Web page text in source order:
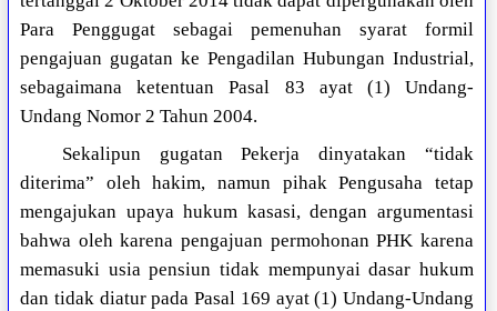
Para Penggugat sebagai pemenuhan syarat formil
pengajuan gugatan ke Pengadilan Hubungan Industrial,
sebagaimana ketentuan Pasal 83 ayat (1) Undang-
Undang Nomor 2 Tahun 2004.
Sekalipun gugatan Pekerja dinyatakan “tidak
diterima” oleh hakim, namun pihak Pengusaha tetap
mengajukan upaya hukum kasasi, dengan argumentasi
bahwa oleh karena pengajuan permohonan PHK karena
memasuki usia pensiun tidak mempunyai dasar hukum
dan tidak diatur pada Pasal 169 ayat (1) Undang-Undang